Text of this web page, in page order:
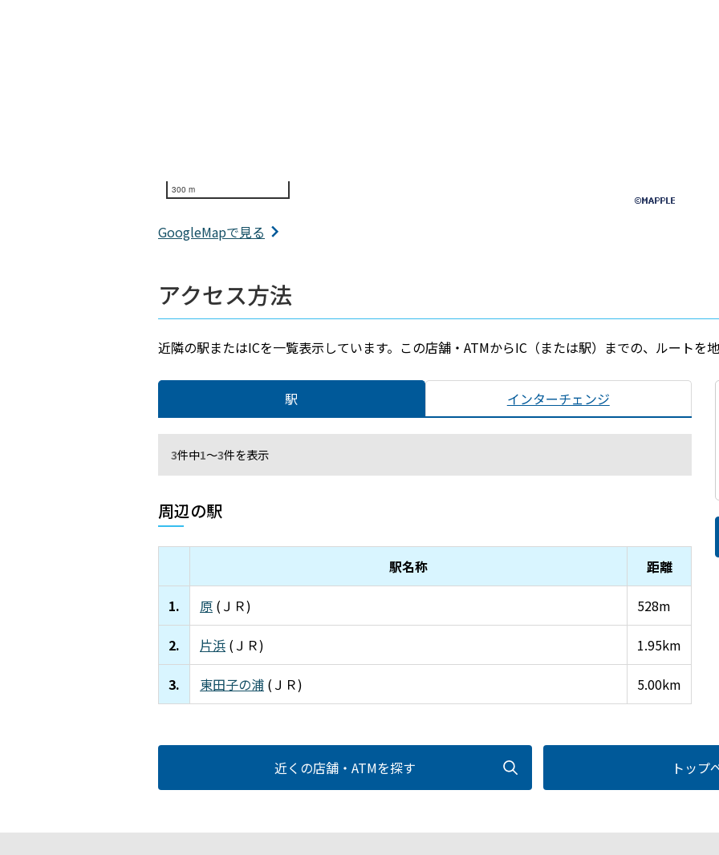
300 m
GoogleMapで見る
アクセス方法
近隣の駅またはICを一覧表示しています。この店舗・ATMからIC（または駅）までの、ルートを地
駅 インターチェンジ
3件中1～3件を表示
周辺の駅
駅名称 距離
1. 原 (ＪＲ) 528m
2. 片浜 (ＪＲ) 1.95km
3. 東田子の浦 (ＪＲ) 5.00km
近くの店舗・ATMを探す トップ